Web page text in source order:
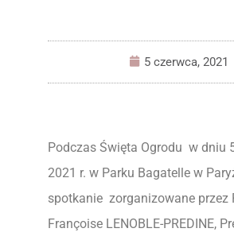
5 czerwca, 2021
Podczas Święta Ogrodu w dniu
2021 r. w Parku Bagatelle w
spotkanie zorganizowane przez
Françoise LENOBLE-PREDINE,